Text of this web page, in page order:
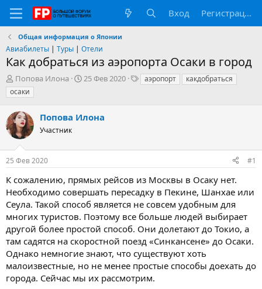
Вход Регистрация
Общая информация о Японии
Авиабилеты | Туры | Отели
Как добраться из аэропорта Осаки в город
А
в
т
о
р
т
е
м
ы
Попова Илона
Д
н
а
25 Фев 2020
Таэропорт
какдобраться
осаки
Попова Илона
Участник
25 Фев 2020 #1
К сожалению, прямых рейсов из Москвы в Осаку нет.
Необходимо совершать пересадку в Пекине, Шанхае или
Сеула. Такой способ является не совсем удобным для
многих туристов. Поэтому все больше людей выбирает
другой более простой способ. Они долетают до Токио, а
там садятся на скоростной поезд «Синкансене» до Осаки.
Однако немногие знают, что существуют хоть
малоизвестные, но не менее простые способы доехать до
города. Сейчас мы их рассмотрим.